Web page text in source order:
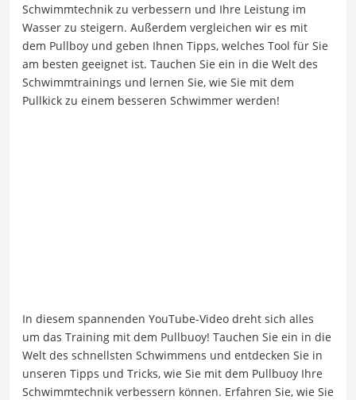
Schwimmtechnik zu verbessern und Ihre Leistung im
Wasser zu steigern. Außerdem vergleichen wir es mit
dem Pullboy und geben Ihnen Tipps, welches Tool für Sie
am besten geeignet ist. Tauchen Sie ein in die Welt des
Schwimmtrainings und lernen Sie, wie Sie mit dem
Pullkick zu einem besseren Schwimmer werden!
In diesem spannenden YouTube-Video dreht sich alles
um das Training mit dem Pullbuoy! Tauchen Sie ein in die
Welt des schnellsten Schwimmens und entdecken Sie in
unseren Tipps und Tricks, wie Sie mit dem Pullbuoy Ihre
Schwimmtechnik verbessern können. Erfahren Sie, wie Sie